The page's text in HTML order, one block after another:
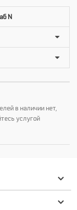
N
в наличии нет,
услугой